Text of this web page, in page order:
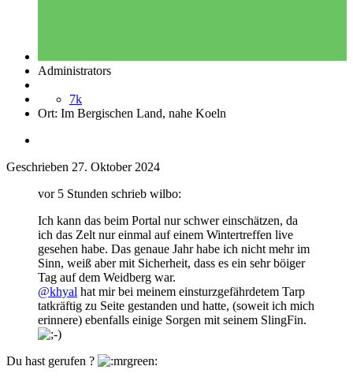
Administrators
7k
Ort: Im Bergischen Land, nahe Koeln
Geschrieben 27. Oktober 2024
vor 5 Stunden schrieb wilbo:
Ich kann das beim Portal nur schwer einschätzen, da
ich das Zelt nur einmal auf einem Wintertreffen live
gesehen habe. Das genaue Jahr habe ich nicht mehr im
Sinn, weiß aber mit Sicherheit, dass es ein sehr böiger
Tag auf dem Weidberg war.
@khyal hat mir bei meinem einsturzgefährdetem Tarp
tatkräftig zu Seite gestanden und hatte, (soweit ich mich
erinnere) ebenfalls einige Sorgen mit seinem SlingFin.
Du hast gerufen ?